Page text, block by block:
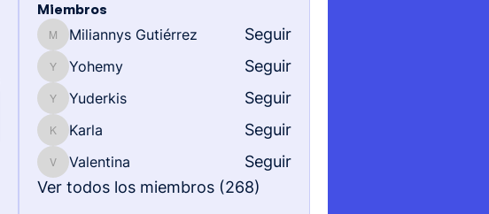
Miembros
Miliannys Gutiérrez
Miliannys Gutiérrez Seguir
Yohemy
Yohemy Seguir
Yuderkis
Yuderkis Seguir
KarlaKarla Seguir
Valentina
Valentina
Seguir
Ver todos los miembros (268)